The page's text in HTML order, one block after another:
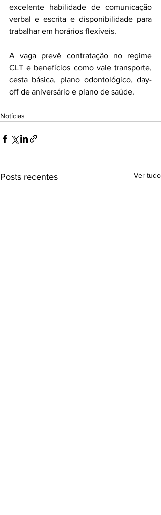
excelente habilidade de comunicação
verbal e escrita e disponibilidade para
trabalhar em horários flexíveis.
A vaga prevê contratação no regime
CLT e benefícios como vale transporte,
cesta básica, plano odontológico, day-
off de aniversário e plano de saúde.
Notícias
Posts recentes Ver tudo